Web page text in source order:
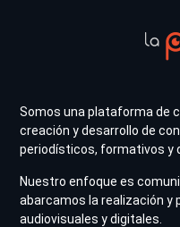
Somos una plataforma de
creación y desarrollo de
periodísticos, formativos y
Nuestro enfoque es
abarcamos la realización
audiovisuales y digitales.